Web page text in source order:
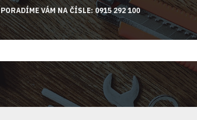
PORADÍME VÁM NA ČÍSLE: 0915 292 100